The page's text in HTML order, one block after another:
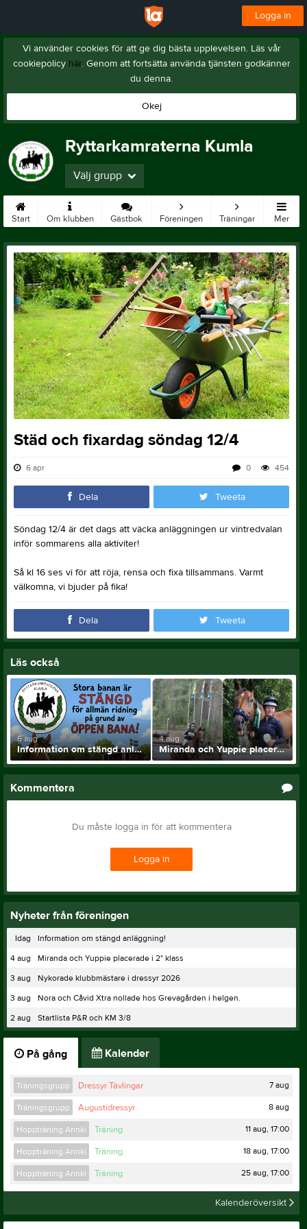
Logga in
Vi använder cookies för att ge dig bästa upplevelsen. Läs vår
cookiepolicy här. Genom att fortsätta använda tjänsten godkänner
du denna.
Okej
Ryttarkamraterna Kumla
Välj grupp
Start Om klubben Gästbok Föreningen Träningar Mer
Städ och fixardag söndag 12/4
6 apr 454
0
Dela Tweeta
Söndag 12/4 är det dags att väcka anläggningen ur vintredvalan
inför sommarens alla aktiviter!
Så kl 16 ses vi för att röja, rensa och fixa tillsammans. Varmt
välkomna, vi bjuder på fika!
Dela Tweeta
Läs också
6 aug
Information om stängd anläggning!
4 aug
Miranda och Yuppie placerade i 2* klass
Kommentera
Du måste logga in för att kommentera
Logga in
Nyheter från föreningen
Idag
Information om stängd anläggning!
4 aug
Miranda och Yuppie placerade i 2* klass
3 aug
Nykorade klubbmästare i dressyr 2026
3 aug
Nora och Cåvid Xtra nollade hos Grevagården i helgen.
2 aug
Startlista P&R och KM 3/8
På gång Kalender
Träningsgrupp Dressyr Tävlingar 7 aug
Träningsgrupp Augustidressyr 8 aug
Hoppträning Annki Träning 11 aug, 17:00
Hoppträning Annki Träning 18 aug, 17:00
Hoppträning Annki Träning 25 aug, 17:00
Kalenderöversikt